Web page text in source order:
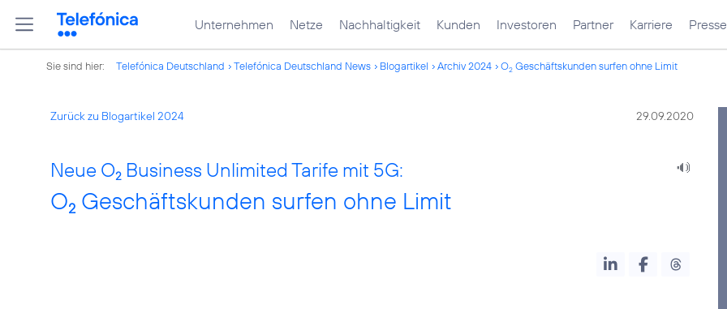
Unternehmen Netze Nachhaltigkeit Kunden Investoren Partner Karriere Presse
Sie sind hier: Telefónica Deutschland Telefónica Deutschland News Blogartikel Archiv 2024 O2 Geschäftskunden surfen ohne Limit
Zurück zu Blogartikel 2024 29.09.2020
Neue O2 Business Unlimited Tarife mit 5G:
O2 Geschäftskunden surfen ohne Limit